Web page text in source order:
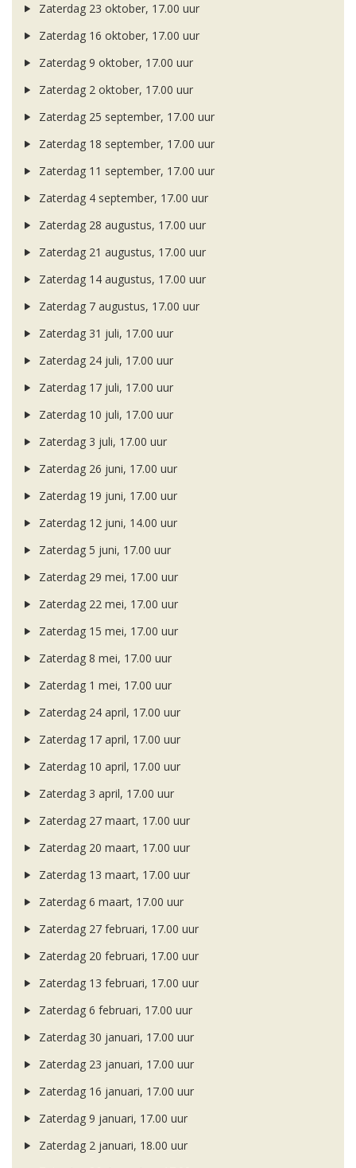
Zaterdag 23 oktober, 17.00 uur
Zaterdag 16 oktober, 17.00 uur
Zaterdag 9 oktober, 17.00 uur
Zaterdag 2 oktober, 17.00 uur
Zaterdag 25 september, 17.00 uur
Zaterdag 18 september, 17.00 uur
Zaterdag 11 september, 17.00 uur
Zaterdag 4 september, 17.00 uur
Zaterdag 28 augustus, 17.00 uur
Zaterdag 21 augustus, 17.00 uur
Zaterdag 14 augustus, 17.00 uur
Zaterdag 7 augustus, 17.00 uur
Zaterdag 31 juli, 17.00 uur
Zaterdag 24 juli, 17.00 uur
Zaterdag 17 juli, 17.00 uur
Zaterdag 10 juli, 17.00 uur
Zaterdag 3 juli, 17.00 uur
Zaterdag 26 juni, 17.00 uur
Zaterdag 19 juni, 17.00 uur
Zaterdag 12 juni, 14.00 uur
Zaterdag 5 juni, 17.00 uur
Zaterdag 29 mei, 17.00 uur
Zaterdag 22 mei, 17.00 uur
Zaterdag 15 mei, 17.00 uur
Zaterdag 8 mei, 17.00 uur
Zaterdag 1 mei, 17.00 uur
Zaterdag 24 april, 17.00 uur
Zaterdag 17 april, 17.00 uur
Zaterdag 10 april, 17.00 uur
Zaterdag 3 april, 17.00 uur
Zaterdag 27 maart, 17.00 uur
Zaterdag 20 maart, 17.00 uur
Zaterdag 13 maart, 17.00 uur
Zaterdag 6 maart, 17.00 uur
Zaterdag 27 februari, 17.00 uur
Zaterdag 20 februari, 17.00 uur
Zaterdag 13 februari, 17.00 uur
Zaterdag 6 februari, 17.00 uur
Zaterdag 30 januari, 17.00 uur
Zaterdag 23 januari, 17.00 uur
Zaterdag 16 januari, 17.00 uur
Zaterdag 9 januari, 17.00 uur
Zaterdag 2 januari, 18.00 uur